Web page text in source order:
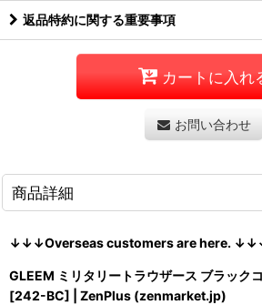
返品特約に関する重要事項
カートに入れ
お問い合わせ
商品詳細
↓↓↓Overseas customers are here.
GLEEM ミリタリートラウザース ブラック
[242-BC] | ZenPlus (zenmarket.jp)